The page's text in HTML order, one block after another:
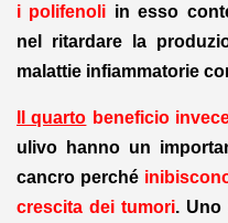
i polifenoli in esso
nel ritardare la
malattie infiammatorie
Il quarto beneficio
ulivo hanno un
cancro perché
crescita dei tumori. Uno